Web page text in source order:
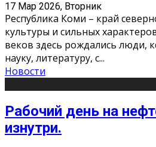
17 Мар 2026, Вторник
Республика Коми – край
культуры и сильных
веков здесь рождались люди,
науку, литературу, с...
Новости
Рабочий день на
изнутри.